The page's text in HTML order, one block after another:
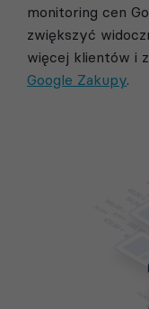
monitoring cen
zwiększyć
więcej klientów i
Google Zakupy.